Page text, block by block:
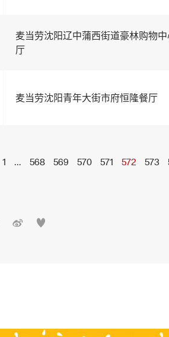
麦当劳沈阳辽中蒲西街道豪林购物
厅
麦当劳沈阳青年大街市府恒隆餐厅
1 ... 568 569 570 571 572 573
 